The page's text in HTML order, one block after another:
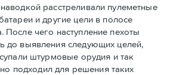
расстреливали пулеметные
и другие цели в полосе
чего наступление пехоты
до выявления следующих целей,
штурмовые орудия и так
подходил для решения таких